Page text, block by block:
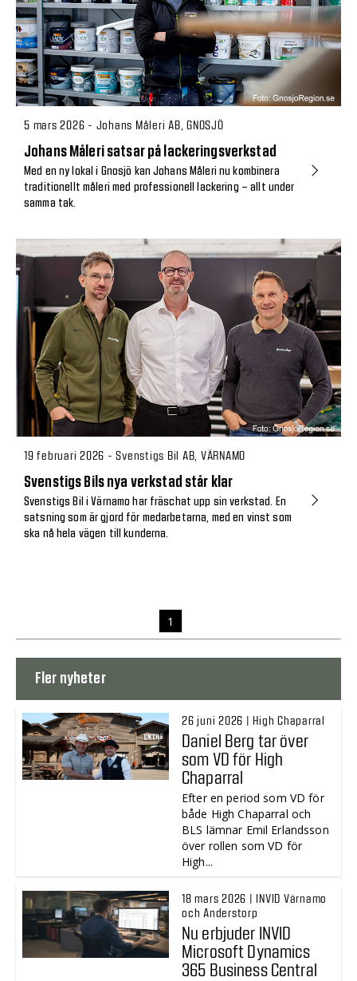
5 mars 2026 - Johans Måleri AB, GNOSJÖ
Johans Måleri satsar på lackeringsverkstad
Med en ny lokal i Gnosjö kan Johans Måleri nu kombinera
traditionellt måleri med professionell lackering – allt under
samma tak.
19 februari 2026 - Svenstigs Bil AB, VÄRNAMO
Svenstigs Bils nya verkstad står klar
Svenstigs Bil i Värnamo har fräschat upp sin verkstad. En
satsning som är gjord för medarbetarna, med en vinst som
ska nå hela vägen till kunderna.
1
Fler nyheter
26 juni 2026 | High Chaparral
Daniel Berg tar över
som VD för High
Chaparral
Efter en period som VD för
både High Chaparral och
BLS lämnar Emil Erlandsson
över rollen som VD för
High...
18 mars 2026 | INVID Värnamo
och Anderstorp
Nu erbjuder INVID
Microsoft Dynamics
365 Business Central